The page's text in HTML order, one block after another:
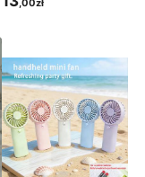
,00zł